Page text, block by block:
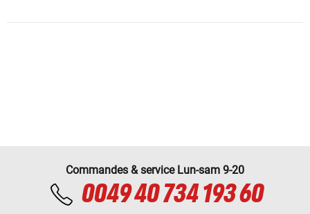
Commandes & service Lun-sam 9-20
0049 40 734 193 60